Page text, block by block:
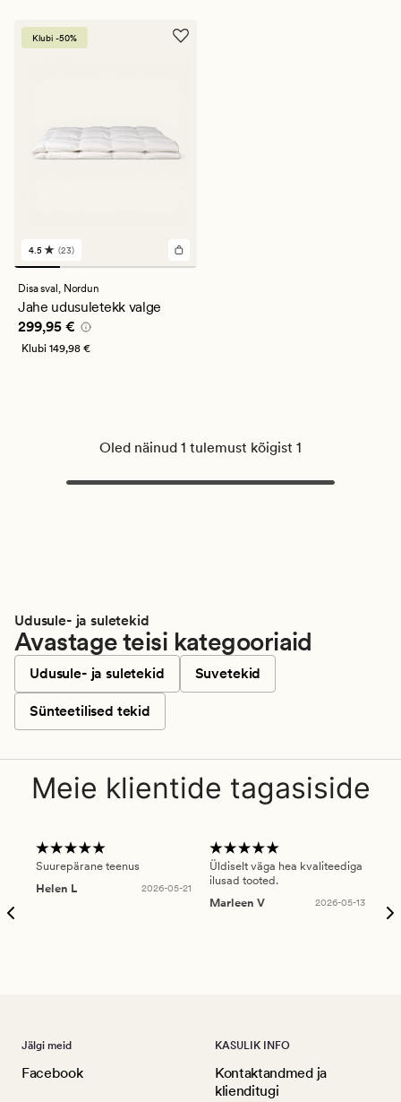
Klubi -50%
23
arvustust
keskmise
hinnanguga
4.5
4.5 (23)
Disa sval, Nordun
Jahe udusuletekk valge
Pris_ee 299,95 €
299,95 €
Klubi 149,98 €
Oled näinud 1 tulemust kõigist 1
Udusule- ja suletekid
Avastage teisi kategooriaid
Udusule- ja suletekid Suvetekid
Sünteetilised tekid
Meie klientide tagasiside
Suurepärane teenus
Helen L
2026-05-21
Üldiselt väga hea kvaliteediga
ilusad tooted.
Marleen V
2026-05-13
Jälgi meid
Facebook
KASULIK INFO
Kontaktandmed ja
klienditugi